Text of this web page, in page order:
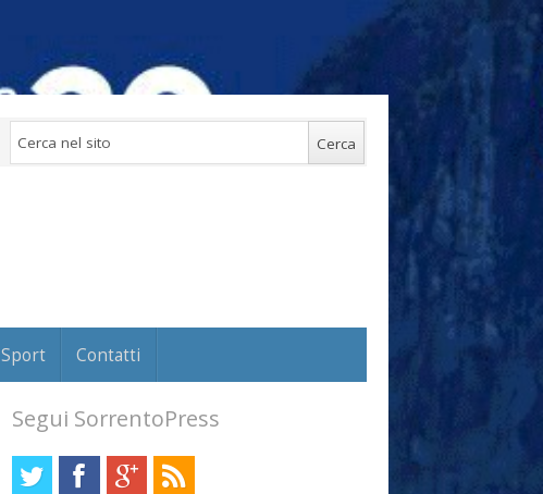
Sport Contatti
Segui SorrentoPress